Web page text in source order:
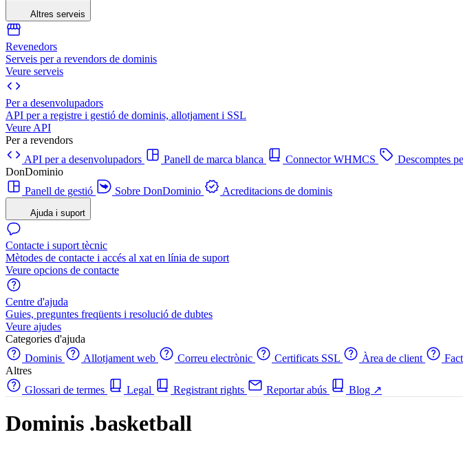
Altres serveis
Revenedors
Serveis per a revendors de dominis
Veure serveis
Per a desenvolupadors
API per a registre i gestió de dominis, allotjament i SSL
Veure API
Per a revendors
API per a desenvolupadors
Panell de marca blanca Connector WHMCS
Descomptes
DonDominio
Panell de gestió
Sobre DonDominio Acreditacions de dominis
Ajuda i suport
Contacte i suport tècnic
Mètodes de contacte i accés al xat en línia de suport
Veure opcions de contacte
Centre d'ajuda
Guies, preguntes freqüents i resolució de dubtes
Veure ajudes
Categories d'ajuda
Dominis
Allotjament web Correu electrònic Certificats SSL Àrea de client
Altres
Glossari de termes
Legal Registrant rights Reportar abús Blog ↗
Dominis .basketball